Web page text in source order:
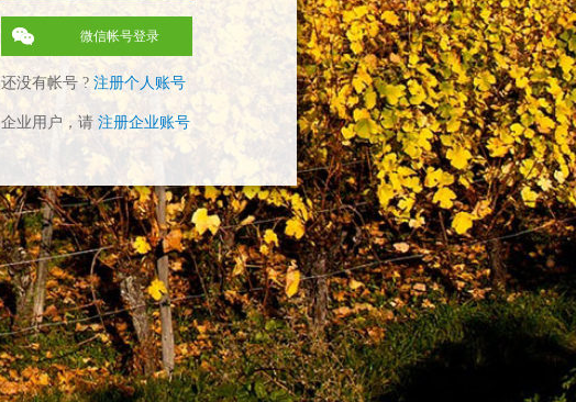
微信帐号登录
还没有帐号 ? 注册个人账号
企业用户，请 注册企业账号